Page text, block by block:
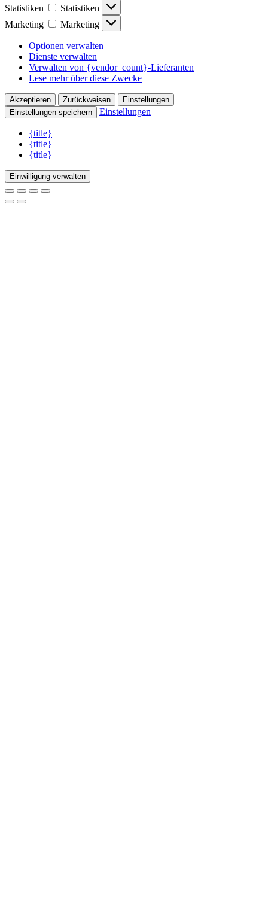
Statistiken
Statistiken
Marketing
Marketing
Optionen verwalten
Dienste verwalten
Verwalten von {vendor_count}-Lieferanten
Lese mehr über diese Zwecke
Akzeptieren Zurückweisen
Einstellungen
Einstellungen speichern
Einstellungen
{title}
{title}
{title}
Einwilligung verwalten